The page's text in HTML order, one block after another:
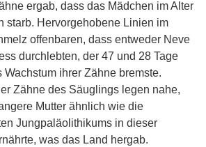
ergab, dass das Mädchen im Alter
starb. Hervorgehobene Linien im
offenbaren, dass entweder Neve
durchlebten, der 47 und 28 Tage
Wachstum ihrer Zähne bremste.
Zähne des Säuglings legen nahe,
Mutter ähnlich wie die
Jungpaläolithikums in dieser
was das Land hergab.